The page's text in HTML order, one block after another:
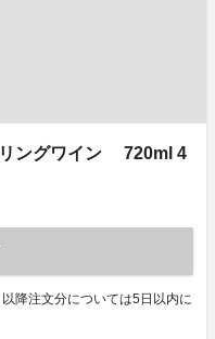
ングワイン 720ml 4
降注文分については5日以内に